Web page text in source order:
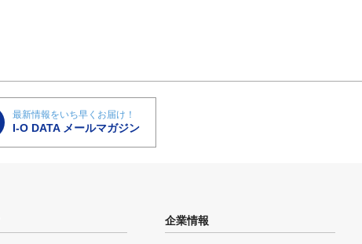
最新情報をいち早くお届け！
I-O DATA メールマガジン
企業情報